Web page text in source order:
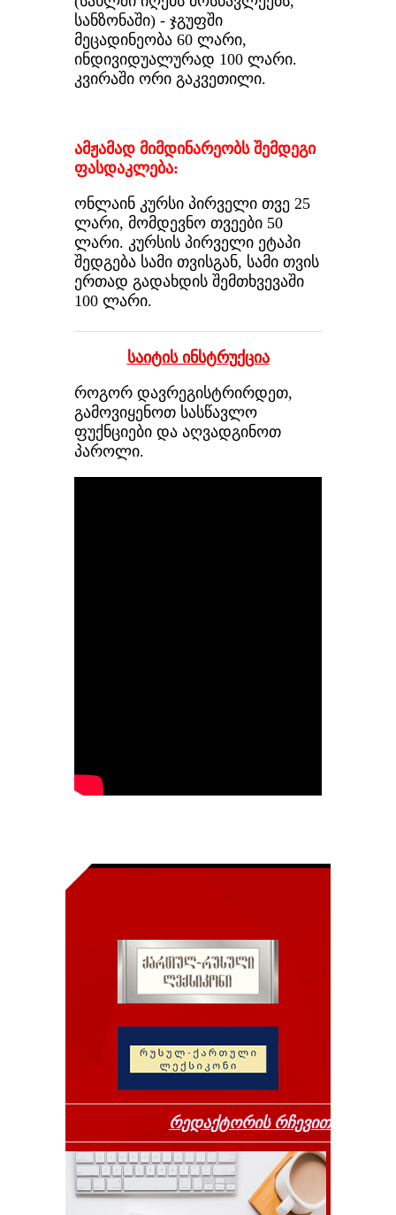
სანზონაში) - ჯგუფში
მეცადინეობა 60 ლარი,
ინდივიდუალურად 100 ლარი.
კვირაში ორი გაკვეთილი.
ამჟამად მიმდინარეობს შემდეგი
ფასდაკლება:
ონლაინ კურსი პირველი თვე 25
ლარი, მომდევნო თვეები 50
ლარი. კურსის პირველი ეტაპი
შედგება სამი თვისგან, სამი თვის
ერთად გადახდის შემთხვევაში
100 ლარი.
საიტის ინსტრუქცია
როგორ დავრეგისტრირდეთ,
გამოვიყენოთ სასწავლო
ფუქნციები და აღვადგინოთ
პაროლი.
რედაქტორის რჩევით